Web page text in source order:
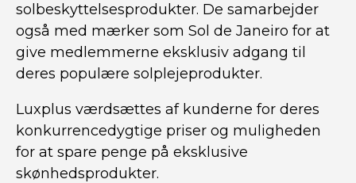
solbeskyttelsesprodukter. De samarbejder
også med mærker som Sol de Janeiro for at
give medlemmerne eksklusiv adgang til
deres populære solplejeprodukter.
Luxplus værdsættes af kunderne for deres
konkurrencedygtige priser og muligheden
for at spare penge på eksklusive
skønhedsprodukter.